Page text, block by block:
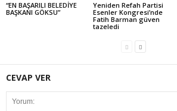
“EN BAŞARILI BELEDİYE
BAŞKANI GÖKSU”
Yeniden Refah Partisi
Esenler Kongresi’nde
Fatih Barman güven
tazeledi
CEVAP VER